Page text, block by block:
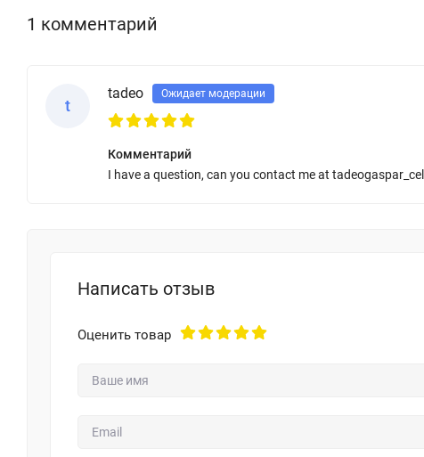
1 комментарий
t
tadeo Ожидает модерации
Комментарий
I have a question, can you contact me at
Написать отзыв
Оценить товар